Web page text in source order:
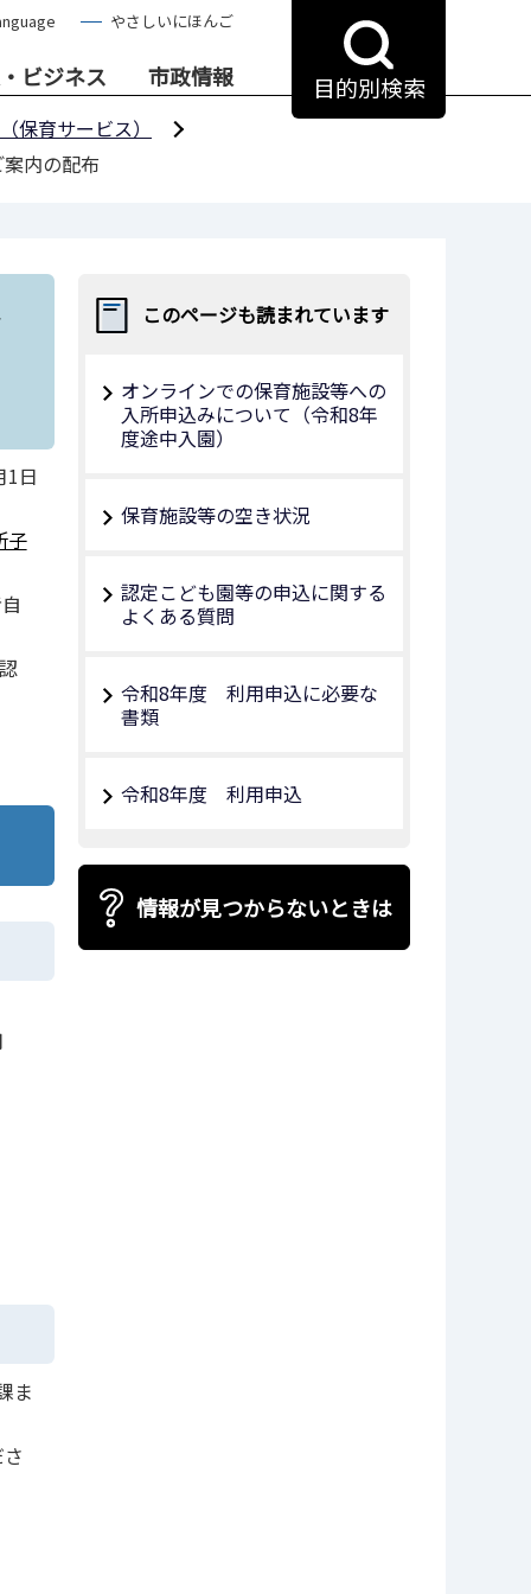
やさしいにほんご
ビジネス 市政情報 目的別検索
保育サービス）
内の配布
1日
子
ま
このページも読まれています
オンラインでの保育施設等への
入所申込みについて（令和8年
度途中入園）
保育施設等の空き状況
認定こども園等の申込に関する
よくある質問
令和8年度 利用申込に必要な
書類
令和8年度 利用申込
情報が見つからないときは